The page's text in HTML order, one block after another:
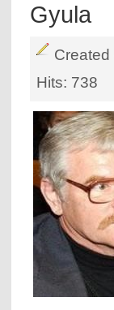
Gyula
Hits: 738